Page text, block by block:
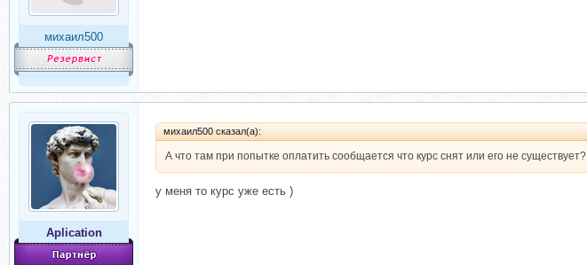
михаил500
Aplication
михаил500 сказал(а):
А что там при попытке оплатить сообщается что курс снят или его не существует?
у меня то курс уже есть )